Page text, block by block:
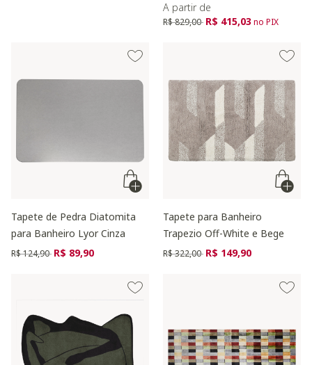
A partir de
Preço reduzido de
R$ 829,00 para
R$ 415,03no PIX
Tapete de Pedra Diatomita
para Banheiro Lyor Cinza
Preço reduzido de
R$ 124,90 para
R$ 89,90
Tapete para Banheiro
Trapezio Off-White e Bege
Preço reduzido de
R$ 322,00 para
R$ 149,90